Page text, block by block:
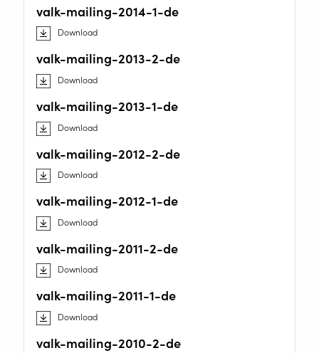
Messe Kalender
Kontakt
Sicherheit
Home
valk-mailing-2014-1-de
Download
valk-mailing-2013-2-de
Download
valk-mailing-2013-1-de
Download
valk-mailing-2012-2-de
Download
valk-mailing-2012-1-de
Download
valk-mailing-2011-2-de
Download
valk-mailing-2011-1-de
Download
valk-mailing-2010-2-de